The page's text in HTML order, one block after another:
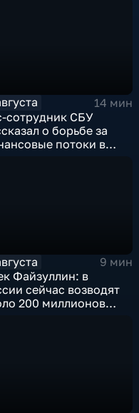
14 мин
сотрудник СБУ
о борьбе за
потоки в
9 мин
Файзуллин: в
сейчас возводят
200 миллионов